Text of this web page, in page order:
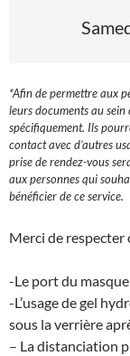
*Afin de permettre aux
leurs documents au
spécifiquement. Ils
contact avec d’autres
prise de rendez-vous
aux personnes qui
bénéficier de ce service.
Merci de
-Le port du
-L’usage de gel
sous la verrière
– La distanciation